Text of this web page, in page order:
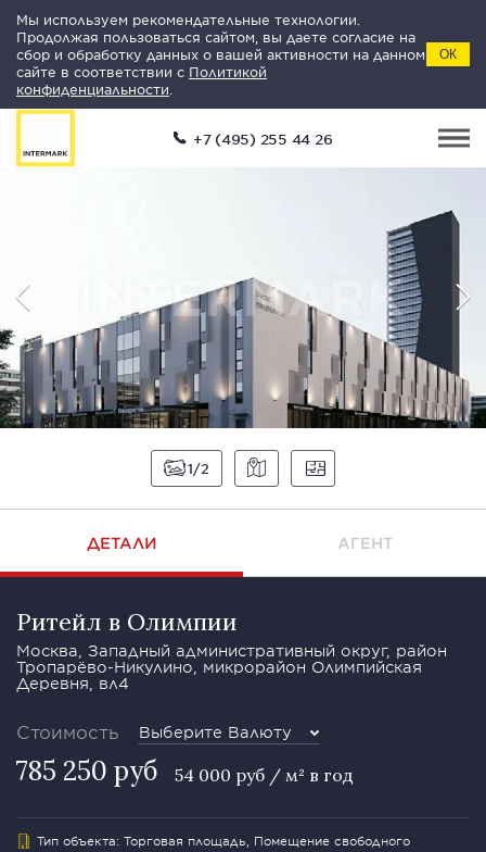
Мы используем рекомендательные технологии.
Продолжая пользоваться сайтом, вы даете согласие на
сбор и обработку данных о вашей активности на данном
сайте в соответствии с Политикой
конфиденциальности
ОК
+7 (495) 255 44 26
1 2
ДЕТАЛИ АГЕНТ
Ритейл в Олимпии
Москва, Западный административный округ, район
Тропарёво-Никулино, микрорайон Олимпийская
Деревня, вл4
Стоимость Выберите Валюту
785 250 руб 54 000 руб / м² в год
Тип объекта: Торговая площадь, Помещение свободного